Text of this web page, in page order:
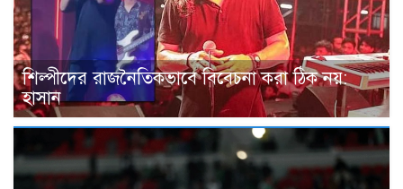
শিল্পীদের রাজনৈতিকভাবে বিবেচনা করা ঠিক নয়:
হাসান